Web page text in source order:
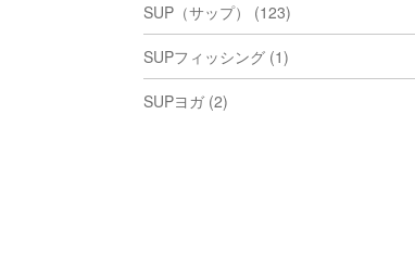
SUP（サップ） (123)
SUPフィッシング (1)
SUPヨガ (2)